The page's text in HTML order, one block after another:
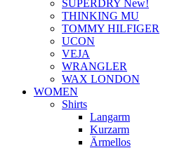
SUPERDRY New!
THINKING MU
TOMMY HILFIGER
UCON
VEJA
WRANGLER
WAX LONDON
WOMEN
Shirts
Langarm
Kurzarm
Ärmellos